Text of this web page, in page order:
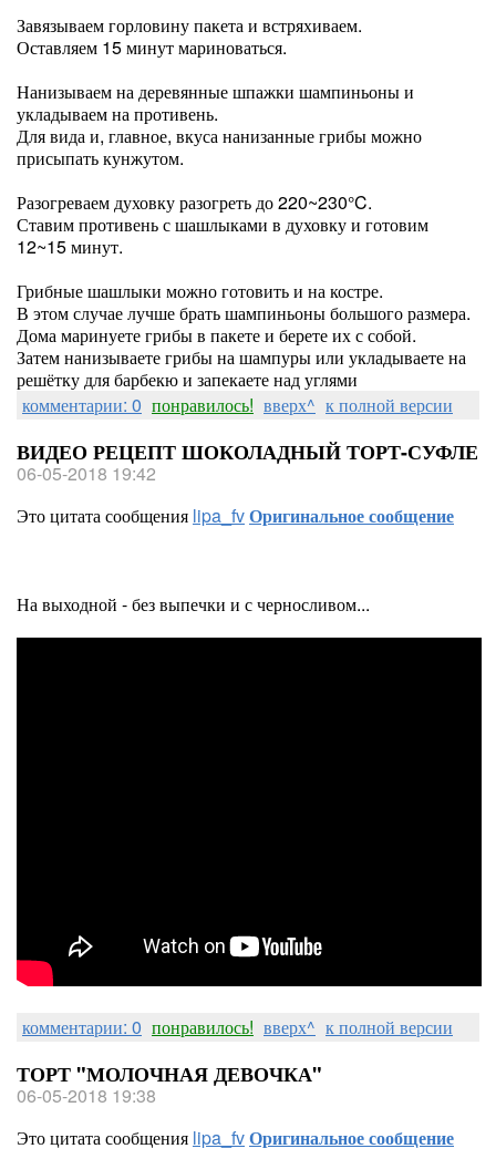
Завязываем горловину пакета и встряхиваем.
Оставляем 15 минут мариноваться.
Нанизываем на деревянные шпажки шампиньоны и
укладываем на противень.
Для вида и, главное, вкуса нанизанные грибы можно
присыпать кунжутом.
Разогреваем духовку разогреть до 220~230°C.
Ставим противень с шашлыками в духовку и готовим
12~15 минут.
Грибные шашлыки можно готовить и на костре.
В этом случае лучше брать шампиньоны большого размера.
Дома маринуете грибы в пакете и берете их с собой.
Затем нанизываете грибы на шампуры или укладываете на
решётку для барбекю и запекаете над углями
комментарии: 0 понравилось! вверх^ к полной версии
ВИДЕО РЕЦЕПТ ШОКОЛАДНЫЙ ТОРТ-СУФЛЕ
06-05-2018 19:42
Это цитата сообщения lipa_fvОригинальное сообщение
На выходной - без выпечки и с черносливом...
комментарии: 0 понравилось! вверх^ к полной версии
ТОРТ "МОЛОЧНАЯ ДЕВОЧКА"
06-05-2018 19:38
Это цитата сообщения lipa_fvОригинальное сообщение